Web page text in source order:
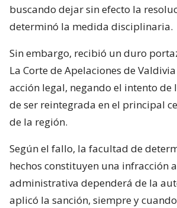
buscando dejar sin efecto la
determinó la medida disciplinaria.
Sin embargo, recibió un duro
La Corte de Apelaciones de
acción legal, negando el intento de
de ser reintegrada en el principal
de la región.
Según el fallo, la facultad de
hechos constituyen una infracción
administrativa dependerá de la
aplicó la sanción, siempre y